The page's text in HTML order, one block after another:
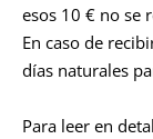
esos 10 € no se
En caso de
días naturales
Para leer en